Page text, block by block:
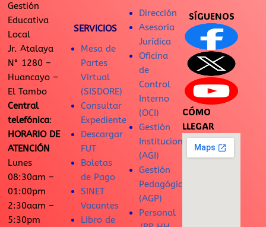
Gestión
Educativa
Local
Jr. Atalaya
N° 1280 –
Huancayo –
El Tambo
Central
telefónica:
HORARIO DE
ATENCIÓN
Lunes
08:30am –
01:00pm
2:30aam –
5:30pm
SERVICIOS
Mesa de
Partes
Virtual
(SISDORE)
Consultar
Expediente
Descargar
FUT
Boletas
de Pago
SINET
Vacantes
Libro de
Dirección
Asesoría
Jurídica
Oficina
de
Control
Interno
(OCI)
Gestión
Institucional
(AGI)
Gestión
Pedagógica
(AGP)
Personal
SÍGUENOS
CÓMO
LLEGAR